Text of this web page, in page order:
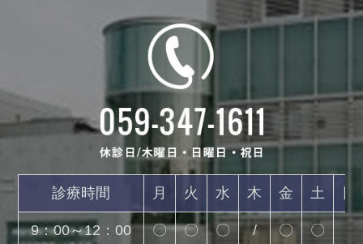
診療時間 月 火 水 木 金 土
9：00～12：00 〇 〇 〇 / 〇 〇